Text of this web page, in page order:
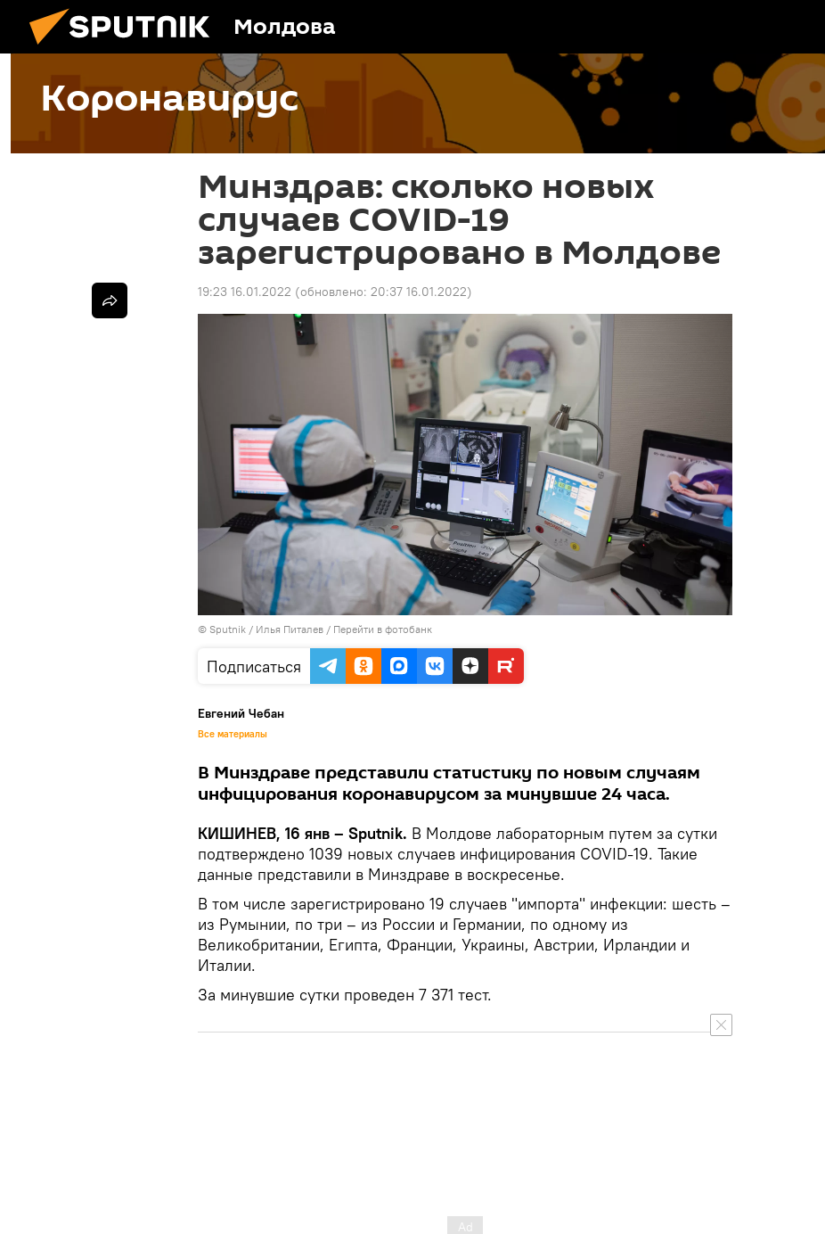
Молдова
Коронавирус
Минздрав: сколько новых
случаев COVID-19
зарегистрировано в Молдове
19:23 16.01.2022 (обновлено: 20:37 16.01.2022)
© Sputnik / Илья Питалев / Перейти в фотобанк
Подписаться
Евгений Чебан
Все материалы
В Минздраве представили статистику по новым случаям
инфицирования коронавирусом за минувшие 24 часа.
КИШИНЕВ, 16 янв – Sputnik. В Молдове лабораторным путем за сутки
подтверждено 1039 новых случаев инфицирования COVID-19. Такие
данные представили в Минздраве в воскресенье.
В том числе зарегистрировано 19 случаев "импорта" инфекции: шесть –
из Румынии, по три – из России и Германии, по одному из
Великобритании, Египта, Франции, Украины, Австрии, Ирландии и
Италии.
За минувшие сутки проведен 7 371 тест.